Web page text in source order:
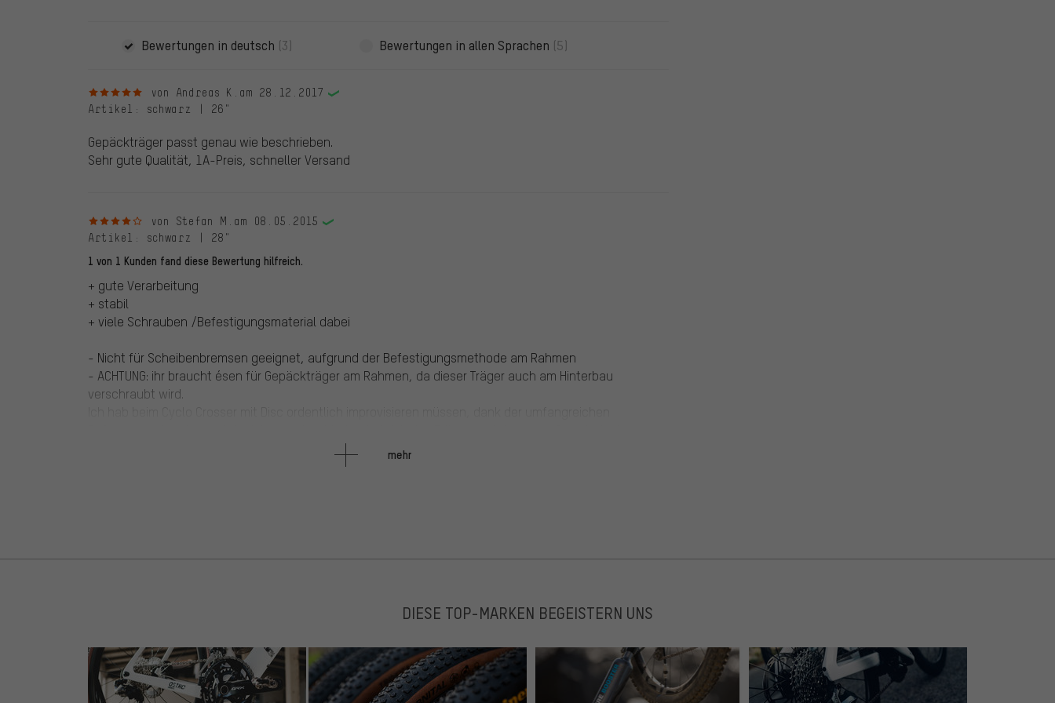
Bewertungen in deutsch (3) Bewertungen in allen Sprachen (5)
5 von 5 Sternenvon Andreas K. am 28.12.2017
Artikel : schwarz | 26"
Gepäckträger passt genau wie beschrieben.
Sehr gute Qualität, 1A-Preis, schneller Versand
4 von 5 Sternenvon Stefan M. am 08.05.2015
Artikel : schwarz | 28"
1 von 1 Kunden fand diese Bewertung hilfreich.
+ gute Verarbeitung
+ stabil
+ viele Schrauben /Befestigungsmaterial dabei
- Nicht für Scheibenbremsen geeignet, aufgrund der Befestigungsmethode am Rahmen
- ACHTUNG: ihr braucht ésen für Gepäckträger am Rahmen, da dieser Träger auch am Hinterbau
verschraubt wird.
Ideal wenn man nur gelegentlich Gepäcktaschen am MTB nutzt.
mehr
DIESE TOP-MARKEN BEGEISTERN UNS